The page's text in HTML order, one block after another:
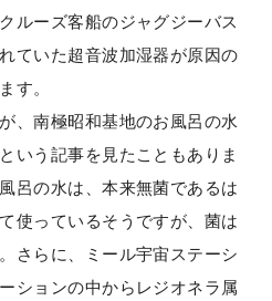
ルーズ客船のジャグジーバス
ていた超音波加湿器が原因の
す。
、南極昭和基地のお風呂の水
いう記事を見たこともありま
呂の水は、本来無菌であるは
使っているそうですが、菌は
さらに、ミール宇宙ステーシ
ションの中からレジオネラ属